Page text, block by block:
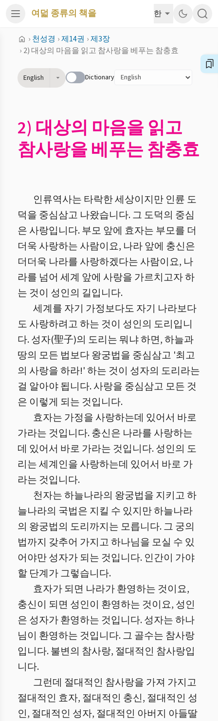
여덟 종류의 책을 한
› 천성경 ›제14권 ›제3장
› 2) 대상의 마음을 읽고 참사랑을 베푸는 참충효
English Dictionary
2) 대상의 마음을 읽고
참사랑을 베푸는 참충효
인류역사는 타락한 세상이지만 인륜 도
덕을 중심삼고 나왔습니다. 그 도덕의 중심
은 사랑입니다. 부모 앞에 효자는 부모를 더
더욱 사랑하는 사람이요, 나라 앞에 충신은
더더욱 나라를 사랑하겠다는 사람이요, 나
라를 넘어 세계 앞에 사랑을 가르치고자 하
는 것이 성인의 길입니다.
세계를 자기 가정보다도 자기 나라보다
도 사랑하려고 하는 것이 성인의 도리입니
다. 성자(聖子)의 도리는 뭐냐 하면, 하늘과
땅의 모든 법보다 왕궁법을 중심삼고 '최고
의 사랑을 하라!' 하는 것이 성자의 도리라는
걸 알아야 됩니다. 사랑을 중심삼고 모든 것
은 이렇게 되는 것입니다.
효자는 가정을 사랑하는데 있어서 바로
가라는 것입니다. 충신은 나라를 사랑하는
데 있어서 바로 가라는 것입니다. 성인의 도
리는 세계인을 사랑하는데 있어서 바로 가
라는 것입니다.
천자는 하늘나라의 왕궁법을 지키고 하
늘나라의 국법은 지킬 수 있지만 하늘나라
의 왕궁법의 도리까지는 모릅니다. 그 궁의
법까지 갖추어 가지고 하나님을 모실 수 있
어야만 성자가 되는 것입니다. 인간이 가야
할 단계가 그렇습니다.
효자가 되면 나라가 환영하는 것이요,
충신이 되면 성인이 환영하는 것이요, 성인
은 성자가 환영하는 것입니다. 성자는 하나
님이 환영하는 것입니다. 그 골수는 참사랑
입니다. 불변의 참사랑, 절대적인 참사랑입
니다.
그런데 절대적인 참사랑을 가져 가지고
절대적인 효자, 절대적인 충신, 절대적인 성
인, 절대적인 성자, 절대적인 아버지 아들딸